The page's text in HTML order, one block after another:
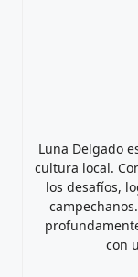
Luna Delgado
cultura local.
los desafíos,
con